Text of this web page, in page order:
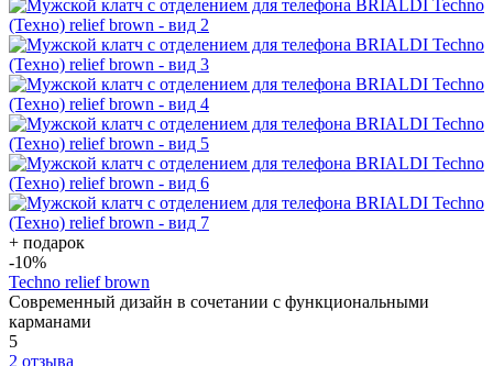
+ подарок
-10%
Techno relief brown
Современный дизайн в сочетании с функциональными
карманами
5
2 отзыва